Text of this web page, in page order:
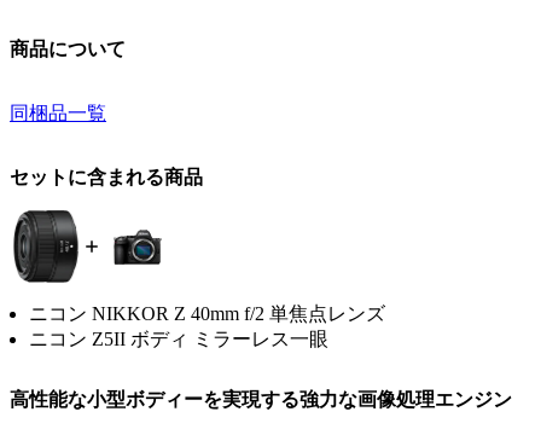
商品について
同梱品一覧
セットに含まれる商品
ニコン NIKKOR Z 40mm f/2 単焦点レンズ
ニコン Z5II ボディ ミラーレス一眼
高性能な小型ボディーを実現する強力な画像処理エンジン